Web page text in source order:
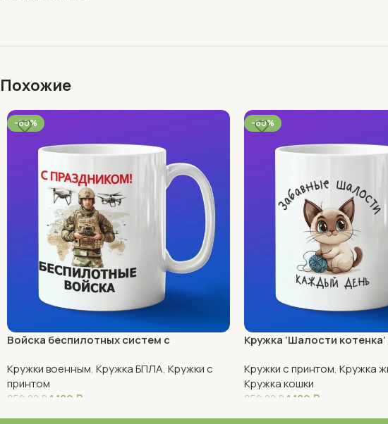
Похожие
-60%
Войска беспилотных систем с
Кружки военным, Кружка БПЛА, Кружки с
принтом
950,00 ₽ 1 180 ₽
В Корзину
-60%
Кружка ‘Шалости
Кружки с принтом, Кружка
Кружка кошки
950,00 ₽ 1 180 ₽
В Корзину